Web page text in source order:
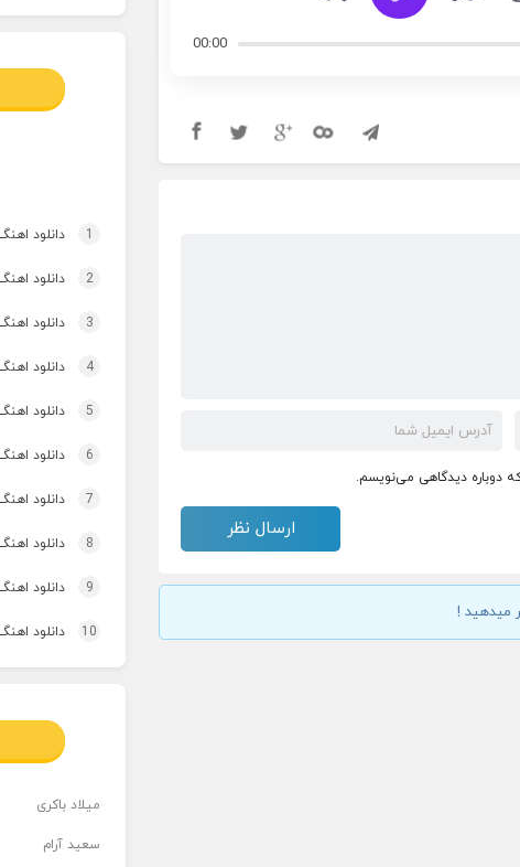
00:00
دوباره دیدگاهی می‌نویسم.
میدهید !
1 دانلود
2 دانلود اهنگ تاپ و
3 دانلود
4 دانلود اهنگ برنو
5 دانلود
6 دانلود
7 دانلود
8 دانلود
9 دانلود
10 دانلود
میلاد باکری
سعید آرام